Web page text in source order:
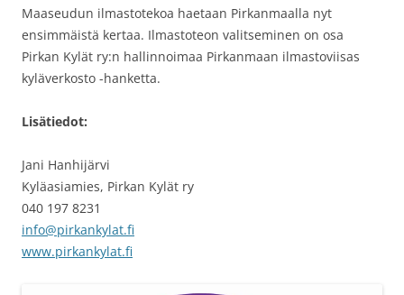
Maaseudun ilmastotekoa haetaan Pirkanmaalla nyt
ensimmäistä kertaa. Ilmastoteon valitseminen on osa
Pirkan Kylät ry:n hallinnoimaa Pirkanmaan ilmastoviisas
kyläverkosto -hanketta.
Lisätiedot:
Jani Hanhijärvi
Kyläasiamies, Pirkan Kylät ry
040 197 8231
info@pirkankylat.fi
www.pirkankylat.fi